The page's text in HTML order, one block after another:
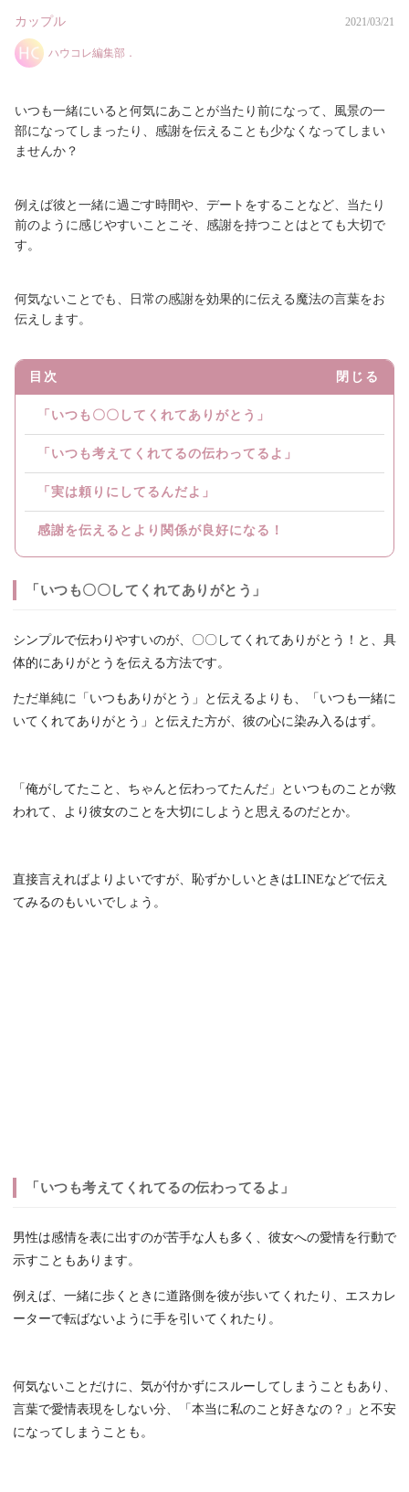
カップル 2021/03/21
ハウコレ編集部．
いつも一緒にいると何気にあことが当たり前になって、風景の一
部になってしまったり、感謝を伝えることも少なくなってしまい
ませんか？
例えば彼と一緒に過ごす時間や、デートをすることなど、当たり
前のように感じやすいことこそ、感謝を持つことはとても大切で
す。
何気ないことでも、日常の感謝を効果的に伝える魔法の言葉をお
伝えします。
目次 閉じる
「いつも〇〇してくれてありがとう」
「いつも考えてくれてるの伝わってるよ」
「実は頼りにしてるんだよ」
感謝を伝えるとより関係が良好になる！
「いつも〇〇してくれてありがとう」
シンプルで伝わりやすいのが、〇〇してくれてありがとう！と、具
体的にありがとうを伝える方法です。
ただ単純に「いつもありがとう」と伝えるよりも、「いつも一緒に
いてくれてありがとう」と伝えた方が、彼の心に染み入るはず。
「俺がしてたこと、ちゃんと伝わってたんだ」といつものことが救
われて、より彼女のことを大切にしようと思えるのだとか。
直接言えればよりよいですが、恥ずかしいときはLINEなどで伝え
てみるのもいいでしょう。
「いつも考えてくれてるの伝わってるよ」
男性は感情を表に出すのが苦手な人も多く、彼女への愛情を行動で
示すこともあります。
例えば、一緒に歩くときに道路側を彼が歩いてくれたり、エスカレ
ーターで転ばないように手を引いてくれたり。
何気ないことだけに、気が付かずにスルーしてしまうこともあり、
言葉で愛情表現をしない分、「本当に私のこと好きなの？」と不安
になってしまうことも。